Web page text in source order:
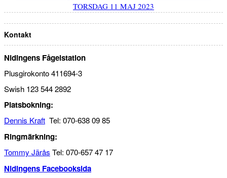
TORSDAG 11 MAJ 2023
Kontakt
Nidingens Fågelstation
Plusgirokonto 411694-3
Swish 123 544 2892
Platsbokning:
Dennis Kraft Tel: 070-638 09 85
Ringmärkning:
Tommy Järås Tel: 070-657 47 17
Nidingens Facebooksida